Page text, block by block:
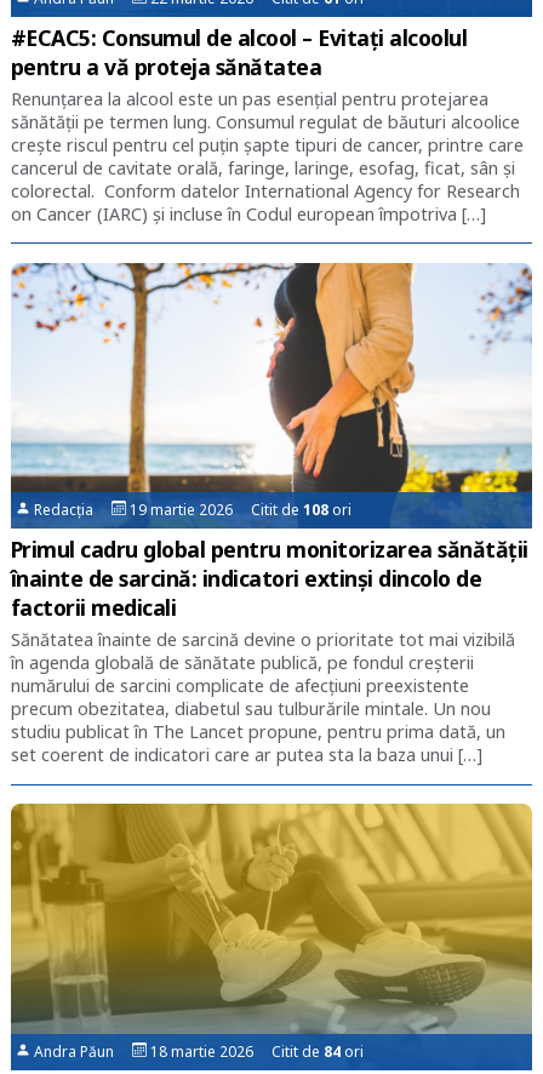
#ECAC5: Consumul de alcool – Evitați alcoolul
pentru a vă proteja sănătatea
Renunțarea la alcool este un pas esențial pentru protejarea
sănătății pe termen lung. Consumul regulat de băuturi alcoolice
crește riscul pentru cel puțin șapte tipuri de cancer, printre care
cancerul de cavitate orală, faringe, laringe, esofag, ficat, sân și
colorectal. Conform datelor International Agency for Research
on Cancer (IARC) și incluse în Codul european împotriva […]
Redacția 19 martie 2026 Citit de108ori
Primul cadru global pentru monitorizarea sănătății
înainte de sarcină: indicatori extinși dincolo de
factorii medicali
Sănătatea înainte de sarcină devine o prioritate tot mai vizibilă
în agenda globală de sănătate publică, pe fondul creșterii
numărului de sarcini complicate de afecțiuni preexistente
precum obezitatea, diabetul sau tulburările mintale. Un nou
studiu publicat în The Lancet propune, pentru prima dată, un
set coerent de indicatori care ar putea sta la baza unui […]
Andra Păun 18 martie 2026 Citit de 84ori